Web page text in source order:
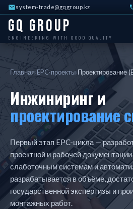
system-trade@gqgroup.kz
GQ Group
ENGINEERING WITH GOOD QUALITY
Главная›EPC-проекты›Проектирование
Инжиниринг и
проектирование
Первый этап EPC-цикла —
проектной и рабочей
слаботочным системам и
разрабатывается в объёме,
государственной экспертизы и
монтажных работ.